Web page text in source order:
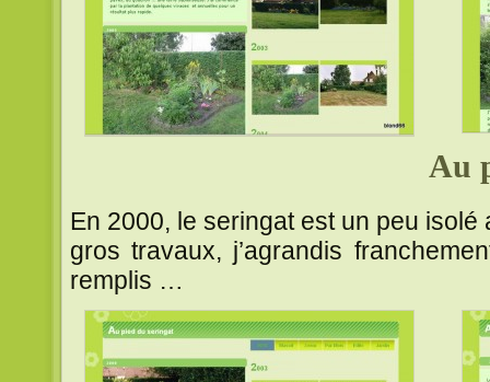
Au
En 2000, le seringat est un peu
gros travaux, j’agrandis
remplis …